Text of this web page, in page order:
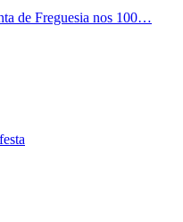
de Freguesia nos 100…